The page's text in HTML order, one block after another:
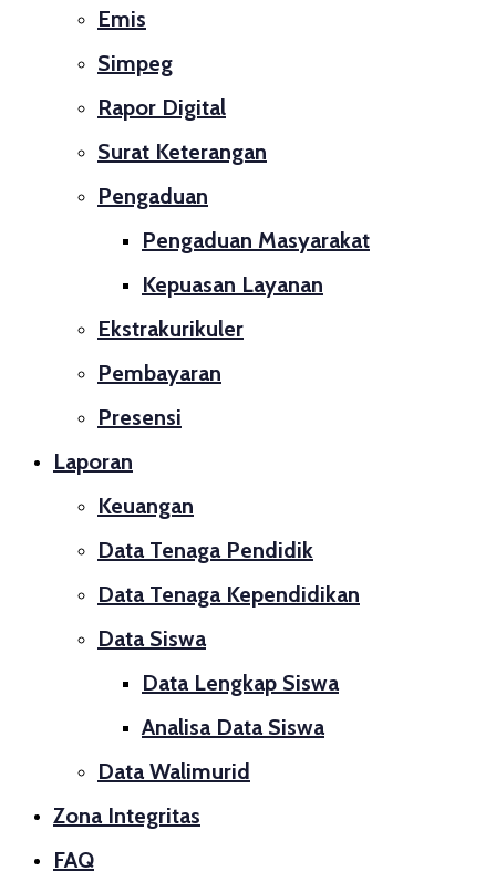
Emis
Simpeg
Rapor Digital
Surat Keterangan
Pengaduan
Pengaduan Masyarakat
Kepuasan Layanan
Ekstrakurikuler
Pembayaran
Presensi
Laporan
Keuangan
Data Tenaga Pendidik
Data Tenaga Kependidikan
Data Siswa
Data Lengkap Siswa
Analisa Data Siswa
Data Walimurid
Zona Integritas
FAQ